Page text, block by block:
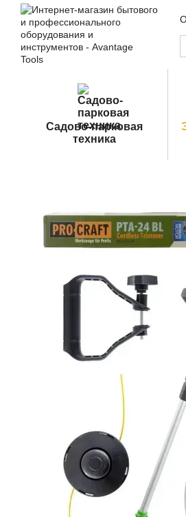
Перейти к основному контенту
Садово-парковая
техника